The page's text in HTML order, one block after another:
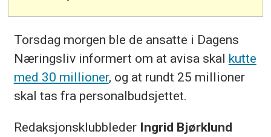
Torsdag morgen ble de ansatte i Dagens
Næringsliv informert om at avisa skal kutte
med 30 millioner, og at rundt 25 millioner
skal tas fra personalbudsjettet.
Redaksjonsklubbleder Ingrid Bjørklund